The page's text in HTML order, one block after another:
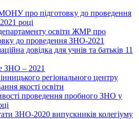
про підготовку до проведення
році
освіти ЖМР про
до проведення ЗНО-2021
довідка для учнів та батьків 11
ЗНО – 2021
регіонального центру
якості освіти
проведення пробного ЗНО у
ЗНО-2020 випускників колегіуму